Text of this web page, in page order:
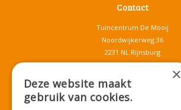
Contact
Tuincentrum De Mooij
Noordwijkerweg 36
2231 NL Rijnsburg
T.071-4080959
info@tuincentrumdemooij.nl
×
Deze website maakt
gebruik van cookies.